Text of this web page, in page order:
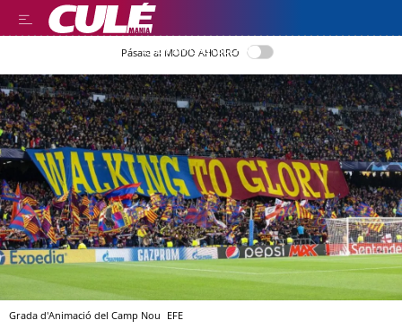
LEER EN CASTELLANO
Pásate al MODO AHORRO
Grada d'Animació del Camp Nou EFE